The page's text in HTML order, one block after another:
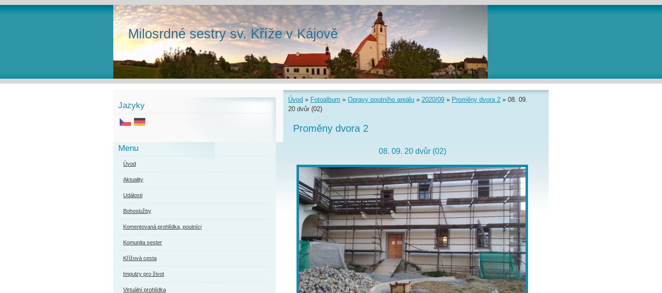
Milosrdné sestry sv. Kříže v Kájově
Úvod » Fotoalbum » Opravy poutního areálu » 2020/09 » Proměny dvora 2 » 08. 09.
20 dvůr (02)
Proměny dvora 2
08. 09. 20 dvůr (02)
Jazyky
Menu
Úvod
Aktuality
Události
Bohoslužby
Komentovaná prohlídka, poutníci
Komunita sester
Křížová cesta
Impulzy pro život
Virtuální prohlídka